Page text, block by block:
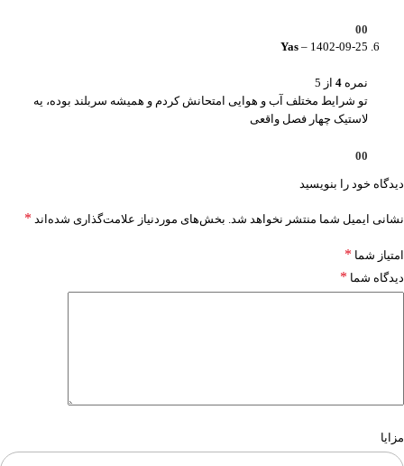
0
0
Yas – 1402-09-25
نمره 4 از 5
تو شرایط مختلف آب و هوایی امتحانش کردم و همیشه سربلند بوده، یه
لاستیک چهار فصل واقعی
0
0
دیدگاه خود را بنویسید
نشانی ایمیل شما منتشر نخواهد شد. بخش‌های موردنیاز علامت‌گذاری شده‌اند *
امتیاز شما *
دیدگاه شما *
مزایا